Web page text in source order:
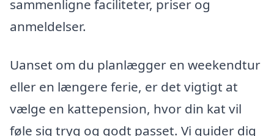
sammenligne faciliteter, priser og
anmeldelser.
Uanset om du planlægger en weekendtur
eller en længere ferie, er det vigtigt at
vælge en kattepension, hvor din kat vil
føle sig tryg og godt passet. Vi guider dig